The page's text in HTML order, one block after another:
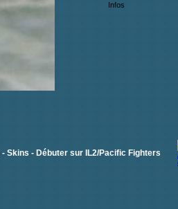
Infos
- Skins - Débuter sur IL2/Pacific Fighters